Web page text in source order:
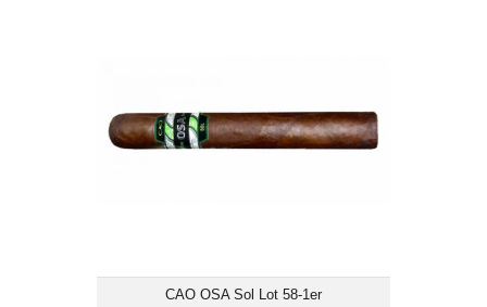
CAO OSA Sol Lot 58-1er
Ringmass: 58
Länge: 16.5